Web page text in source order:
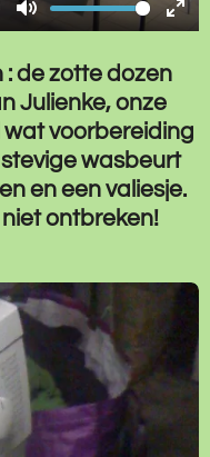
s
e
e
n
M
u
t
e
E
e
r
f
l
r
: de zotte dozen
Julienke, onze
wat voorbereiding
wasbeurt
en een valiesje.
ontbreken!